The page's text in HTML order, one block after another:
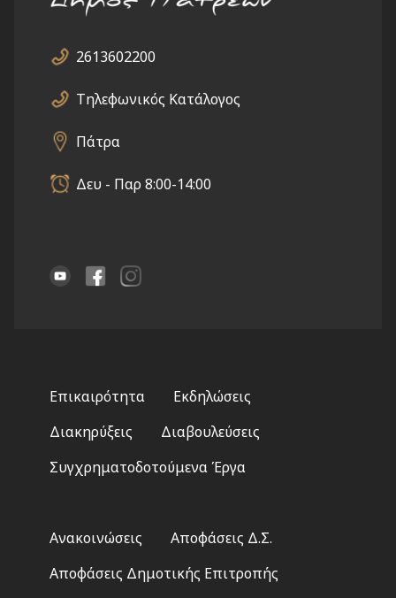
2613602200
Τηλεφωνικός Κατάλογος
Πάτρα
Δευ - Παρ 8:00-14:00
menu
Επικαιρότητα
Εκδηλώσεις
Διακηρύξεις
Διαβουλεύσεις
Συγχρηματοδοτούμενα Έργα
2
Ανακοινώσεις
Αποφάσεις Δ.Σ.
Αποφάσεις Δημοτικής Επιτροπής